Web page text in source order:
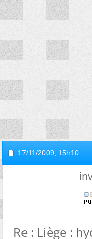
17/11/2009, 15h10
Re : Liège :